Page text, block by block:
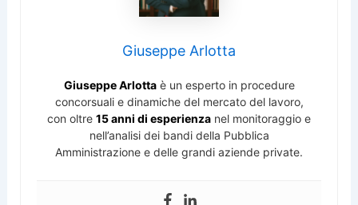
Giuseppe Arlotta
Giuseppe Arlottaè un esperto in procedure
concorsuali e dinamiche del mercato del lavoro,
con oltre 15 anni di esperienza nel monitoraggio e
nell’analisi dei bandi della Pubblica
Amministrazione e delle grandi aziende private.